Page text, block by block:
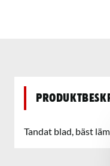
Tandat blad, bäst